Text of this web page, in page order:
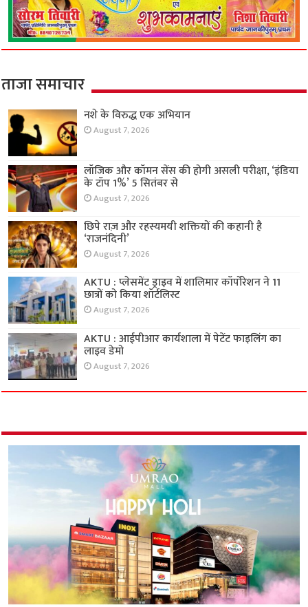
ताजा समाचार
नशे के विरुद्ध एक अभियान
August 7, 2026
लॉजिक और कॉमन सेंस की होगी असली परीक्षा, ‘इंडिया
के टॉप 1%’ 5 सितंबर से
August 7, 2026
छिपे राज़ और रहस्यमयी शक्तियों की कहानी है
‘राजनंदिनी’
August 7, 2026
AKTU : प्लेसमेंट ड्राइव में शालिमार कॉर्पोरेशन ने 11
छात्रों को किया शॉर्टलिस्ट
August 7, 2026
AKTU : आईपीआर कार्यशाला में पेटेंट फाइलिंग का
लाइव डेमो
August 7, 2026